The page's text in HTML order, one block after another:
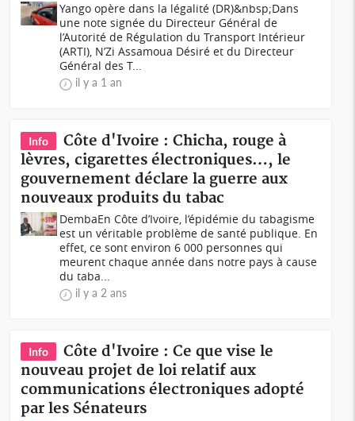
Yango opère dans la légalité (DR)&nbsp;Dans
une note signée du Directeur Général de
l’Autorité de Régulation du Transport Intérieur
(ARTI), N’Zi Assamoua Désiré et du Directeur
Général des T...
il y a 1 an
Info
Côte d'Ivoire : Chicha, rouge à
lèvres, cigarettes électroniques…, le
gouvernement déclare la guerre aux
nouveaux produits du tabac
DembaEn Côte d’Ivoire, l’épidémie du tabagisme
est un véritable problème de santé publique. En
effet, ce sont environ 6 000 personnes qui
meurent chaque année dans notre pays à cause
du taba...
il y a 2 ans
Info
Côte d'Ivoire : Ce que vise le
nouveau projet de loi relatif aux
communications électroniques adopté
par les Sénateurs